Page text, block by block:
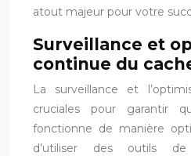
atout majeur pour votre
Surveillance et
continue du
La surveillance et
cruciales pour garantir
fonctionne de manière
d’utiliser des outils